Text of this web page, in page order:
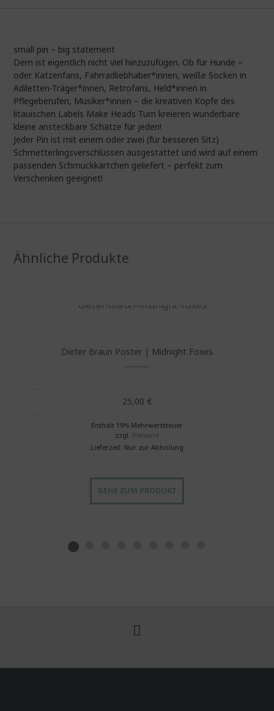
small pin – big statement
Dem ist eigentlich nicht viel hinzuzufügen. Ob für Hunde –
oder Katzenfans, Fahrradliebhaber*innen, weiße Socken in
Adiletten-Träger*innen, Retrofans, Held*innen in
Pflegeberufen, Musiker*innen – die kreativen Köpfe des
litauischen Labels Make Heads Turn kreieren wunderbare
kleine ansteckbare Schätze für jeden!
Jeder Pin ist mit einem oder zwei (für besseren Sitz)
Schmetterlingsverschlüssen ausgestattet und wird auf einem
passenden Schmuckkärtchen geliefert – perfekt zum
Verschenken geeignet!
Ähnliche Produkte
Dieter Braun Poster | Midnight Foxes
25,00 €
Enthält 19% Mehrwertsteuer
zzgl.Versand
Lieferzeit: Nur zur Abholung
GEHE ZUM PRODUKT